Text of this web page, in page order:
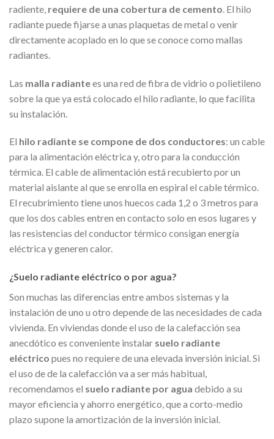
radiente, requiere de una cobertura de cemento . El hilo
radiante puede fijarse a unas plaquetas de metal o venir
directamente acoplado en lo que se conoce como mallas
radiantes.
Las malla radiantees una red de fibra de vidrio o polietileno
sobre la que ya está colocado el hilo radiante, lo que facilita
su instalación.
El hilo radiante se compone de dos conductores: un cable
para la alimentación eléctrica y, otro para la conducción
térmica. El cable de alimentación está recubierto por un
material aislante al que se enrolla en espiral el cable térmico.
El recubrimiento tiene unos huecos cada 1,2 o 3 metros para
que los dos cables entren en contacto solo en esos lugares y
las resistencias del conductor térmico consigan energía
eléctrica y generen calor.
¿Suelo radiante eléctrico o por agua?
Son muchas las diferencias entre ambos sistemas y la
instalación de uno u otro depende de las necesidades de cada
vivienda. En viviendas donde el uso de la calefacción sea
anecdótico es conveniente instalar suelo radiante
eléctrico pues no requiere de una elevada inversión inicial. Si
el uso de de la calefacción va a ser más habitual,
recomendamos el suelo radiante por agua debido a su
mayor eficiencia y ahorro energético, que a corto-medio
plazo supone la amortización de la inversión inicial.